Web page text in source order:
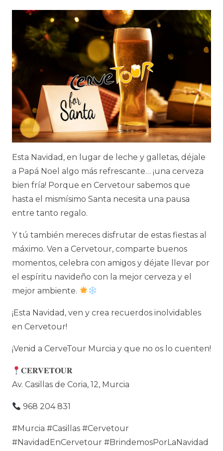
Esta Navidad, en lugar de leche y galletas, déjale
a Papá Noel algo más refrescante… ¡una cerveza
bien fría! Porque en Cervetour sabemos que
hasta el mismísimo Santa necesita una pausa
entre tanto regalo.
Y tú también mereces disfrutar de estas fiestas al
máximo. Ven a Cervetour, comparte buenos
momentos, celebra con amigos y déjate llevar por
el espíritu navideño con la mejor cerveza y el
mejor ambiente.
¡Esta Navidad, ven y crea recuerdos inolvidables
en Cervetour!
¡Venid a CerveTour Murcia y que no os lo cuenten!
𝐂𝐄𝐑𝐕𝐄𝐓𝐎𝐔𝐑
Av. Casillas de Coria, 12, Murcia
968 204 831
#Murcia #Casillas #Cervetour
#NavidadEnCervetour #BrindemosPorLaNavidad